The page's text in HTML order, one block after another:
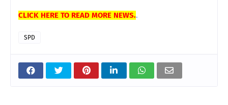
CLICK HERE TO READ MORE NEWS..
SPD